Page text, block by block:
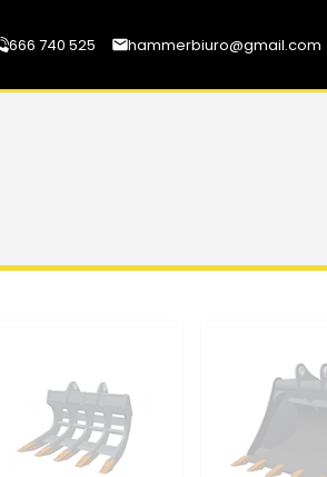
666 740 525 hammerbiuro@gmail.com
wyślij